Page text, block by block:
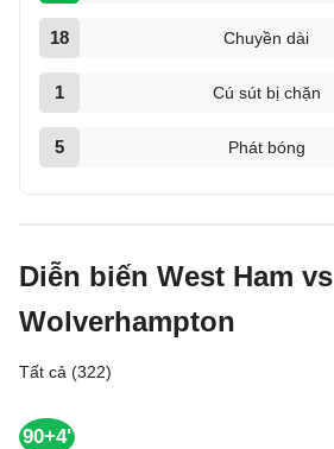
18 Chuyền dài
1 Cú sút bị chặn
5 Phát bóng
Diễn biến West Ham vs
Wolverhampton
Tất cả (322)
90+4'